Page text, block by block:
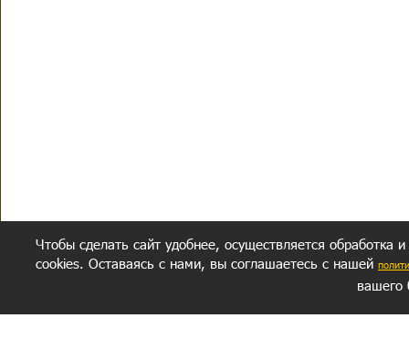
Чтобы сделать сайт удобнее, осуществляется обработка
cookies. Оставаясь с нами, вы соглашаетесь с нашей
вашего